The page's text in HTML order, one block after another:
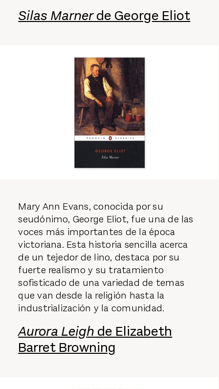
Silas Marnerde George Eliot
Mary Ann Evans, conocida por su
seudónimo, George Eliot, fue una de las
voces más importantes de la época
victoriana. Esta historia sencilla acerca
de un tejedor de lino, destaca por su
fuerte realismo y su tratamiento
sofisticado de una variedad de temas
que van desde la religión hasta la
industrialización y la comunidad.
Aurora Leigh de Elizabeth
Barret Browning